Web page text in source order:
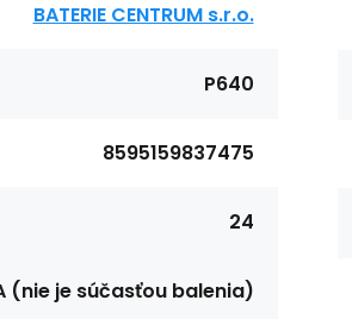
BATERIE CENTRUM s.r.o.
P640
8595159837475
24
(nie je súčasťou balenia)